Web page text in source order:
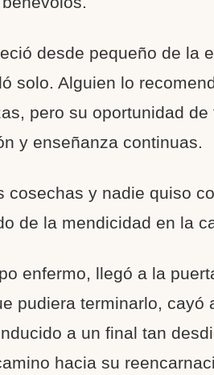
desde pequeño de la
solo. Alguien lo
pero su oportunidad
y enseñanza continuas.
cosechas y nadie quiso
de la mendicidad en la
enfermo, llegó a la
pudiera terminarlo,
a un final tan
hacia su